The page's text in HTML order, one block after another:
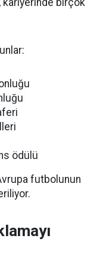
, kariyerinde birçok
ödülü
futbolunun